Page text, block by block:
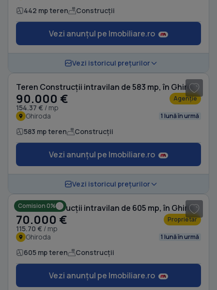
442 mp teren Construcții
Vezi anunțul pe Imobiliare.ro
Vezi istoricul prețurilor
Teren Construcții intravilan de 583 mp, în Ghiroda
90.000 €
154.37 € / mp
Agenție
Ghiroda 1 lună în urmă
583 mp teren Construcții
Vezi anunțul pe Imobiliare.ro
Vezi istoricul prețurilor
Comision 0% Teren Construcții intravilan de 605 mp, în Ghiroda
70.000 €
115.70 € / mp
Proprietar
Ghiroda 1 lună în urmă
605 mp teren Construcții
Vezi anunțul pe Imobiliare.ro